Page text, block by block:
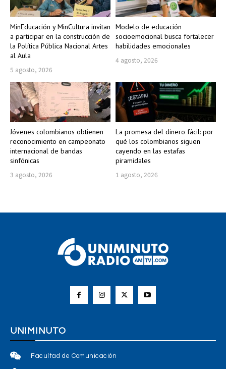
MinEducación y MinCultura invitan
a participar en la construcción de
la Política Pública Nacional Artes
al Aula
5 agosto, 2026
Modelo de educación
socioemocional busca fortalecer
habilidades emocionales
4 agosto, 2026
Jóvenes colombianos obtienen
reconocimiento en campeonato
internacional de bandas
sinfónicas
3 agosto, 2026
La promesa del dinero fácil: por
qué los colombianos siguen
cayendo en las estafas
piramidales
1 agosto, 2026
UNIMINUTO
Facultad de Comunicación